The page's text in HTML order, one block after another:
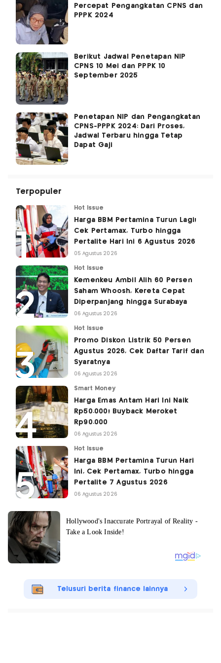
Percepat Pengangkatan CPNS dan
PPPK 2024
Berikut Jadwal Penetapan NIP
CPNS 10 Mei dan PPPK 10
September 2025
Penetapan NIP dan Pengangkatan
CPNS-PPPK 2024: Dari Proses,
Jadwal Terbaru hingga Tetap
Dapat Gaji
Terpopuler
Hot Issue
Harga BBM Pertamina Turun Lagi!
Cek Pertamax, Turbo hingga
Pertalite Hari Ini 6 Agustus 2026
05 Agustus 2026
Hot Issue
Kemenkeu Ambil Alih 60 Persen
Saham Whoosh, Kereta Cepat
Diperpanjang hingga Surabaya
06 Agustus 2026
Hot Issue
Promo Diskon Listrik 50 Persen
Agustus 2026, Cek Daftar Tarif dan
Syaratnya
06 Agustus 2026
Smart Money
Harga Emas Antam Hari Ini Naik
Rp50.000! Buyback Meroket
Rp90.000
06 Agustus 2026
Hot Issue
Harga BBM Pertamina Turun Hari
Ini, Cek Pertamax, Turbo hingga
Pertalite 7 Agustus 2026
06 Agustus 2026
Telusuri berita finance lainnya